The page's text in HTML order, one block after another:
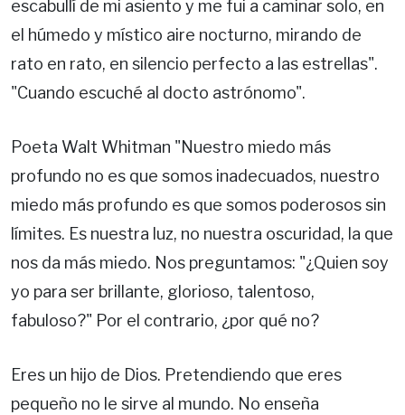
escabullí de mi asiento y me fui a caminar solo, en
el húmedo y místico aire nocturno, mirando de
rato en rato, en silencio perfecto a las estrellas".
"Cuando escuché al docto astrónomo".
Poeta Walt Whitman "Nuestro miedo más
profundo no es que somos inadecuados, nuestro
miedo más profundo es que somos poderosos sin
límites. Es nuestra luz, no nuestra oscuridad, la que
nos da más miedo. Nos preguntamos: "¿Quien soy
yo para ser brillante, glorioso, talentoso,
fabuloso?" Por el contrario, ¿por qué no?
Eres un hijo de Dios. Pretendiendo que eres
pequeño no le sirve al mundo. No enseña